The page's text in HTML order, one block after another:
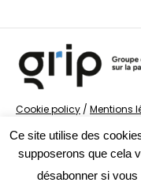
Cookie policy / Mentions
la Sécurité
Ce site utilise des
supposerons que cela
désabonner si vous